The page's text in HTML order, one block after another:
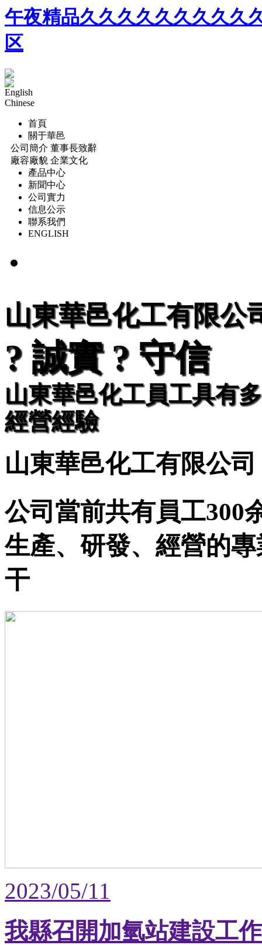
午夜精品久久久久久久久久久
区
English
Chinese
首頁
關于華邑
公司簡介 董事長致辭
廠容廠貌 企業文化
產品中心
新聞中心
公司實力
信息公示
聯系我們
ENGLISH
山東華邑化工有限公
? 誠實 ? 守信
山東華邑化工員工具有
經營經驗
山東華邑化工有限公司
公司當前共有員工300
生產、研發、經營的
干
2023/05/11
我縣召開加氫站建設工